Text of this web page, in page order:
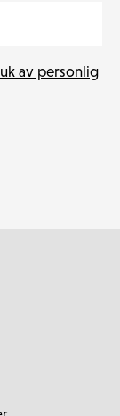
av personlig